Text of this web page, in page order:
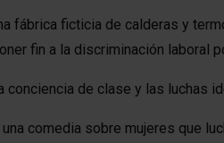
fábrica ficticia de calderas y
fin a la discriminación laboral
conciencia de clase y las luchas
comedia sobre mujeres que